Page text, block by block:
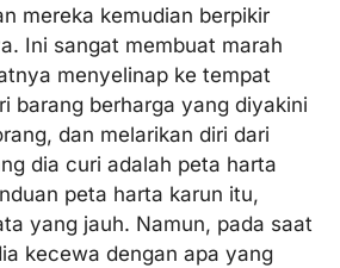
mereka kemudian berpikir
Ini sangat membuat marah
menyelinap ke tempat
barang berharga yang diyakini
dan melarikan diri dari
dia curi adalah peta harta
peta harta karun itu,
yang jauh. Namun, pada saat
kecewa dengan apa yang